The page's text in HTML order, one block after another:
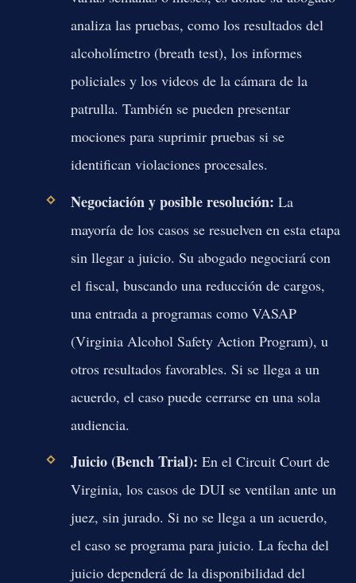
analiza las pruebas, como los resultados del
alcoholímetro (breath test), los informes
policiales y los videos de la cámara de la
patrulla. También se pueden presentar
mociones para suprimir pruebas si se
identifican violaciones procesales.
Negociación y posible resolución: La
mayoría de los casos se resuelven en esta etapa
sin llegar a juicio. Su abogado negociará con
el fiscal, buscando una reducción de cargos,
una entrada a programas como VASAP
(Virginia Alcohol Safety Action Program), u
otros resultados favorables. Si se llega a un
acuerdo, el caso puede cerrarse en una sola
audiencia.
Juicio (Bench Trial): En el Circuit Court de
Virginia, los casos de DUI se ventilan ante un
juez, sin jurado. Si no se llega a un acuerdo,
el caso se programa para juicio. La fecha del
juicio dependerá de la disponibilidad del